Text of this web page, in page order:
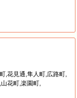
,花見通,隼人町,広路町,
花町,楽園町,